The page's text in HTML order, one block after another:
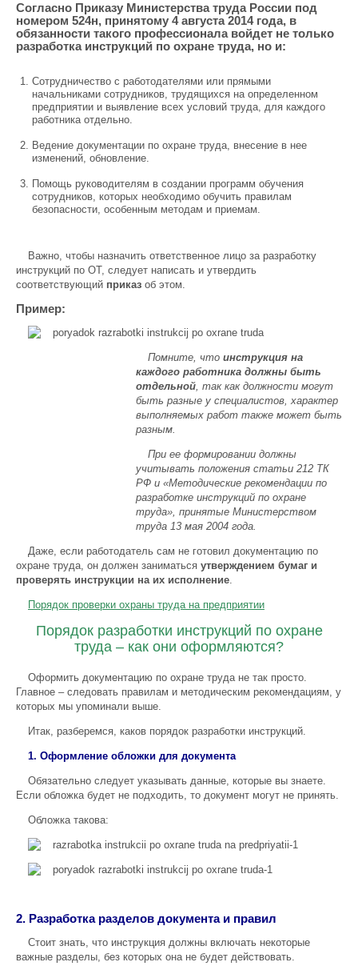
Согласно Приказу Министерства труда России под
номером 524н, принятому 4 августа 2014 года, в
обязанности такого профессионала войдет не только
разработка инструкций по охране труда, но и:
Сотрудничество с работодателями или прямыми
начальниками сотрудников, трудящихся на определенном
предприятии и выявление всех условий труда, для каждого
работника отдельно.
Ведение документации по охране труда, внесение в нее
изменений, обновление.
Помощь руководителям в создании программ обучения
сотрудников, которых необходимо обучить правилам
безопасности, особенным методам и приемам.
Важно, чтобы назначить ответственное лицо за разработку
инструкций по ОТ, следует написать и утвердить
соответствующий приказ об этом.
Пример:
Помните, что инструкция на
каждого работника должны быть
отдельной, так как должности могут
быть разные у специалистов, характер
выполняемых работ также может быть
разным.
При ее формировании должны
учитывать положения статьи 212 ТК
РФ и «Методические рекомендации по
разработке инструкций по охране
труда», принятые Министерством
труда 13 мая 2004 года.
Даже, если работодатель сам не готовил документацию по
охране труда, он должен заниматься утверждением бумаг и
проверять инструкции на их исполнение.
Порядок проверки охраны труда на предприятии
Порядок разработки инструкций по охране
труда – как они оформляются?
Оформить документацию по охране труда не так просто.
Главное – следовать правилам и методическим рекомендациям, у
которых мы упоминали выше.
Итак, разберемся, каков порядок разработки инструкций.
1. Оформление обложки для документа
Обязательно следует указывать данные, которые вы знаете.
Если обложка будет не подходить, то документ могут не принять.
Обложка такова:
2. Разработка разделов документа и правил
Стоит знать, что инструкция должны включать некоторые
важные разделы, без которых она не будет действовать.